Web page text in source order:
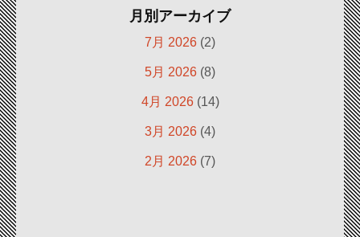
月別アーカイブ
7月 2026 (2)
5月 2026 (8)
4月 2026(14)
3月 2026 (4)
2月 2026 (7)